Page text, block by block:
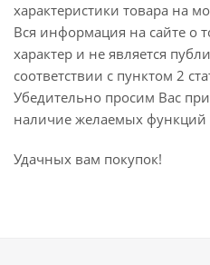
характеристики товара на
Вся информация на сайте о
характер и не является
соответствии с пунктом 2
Убедительно просим Вас
наличие желаемых функций
Удачных вам покупок!